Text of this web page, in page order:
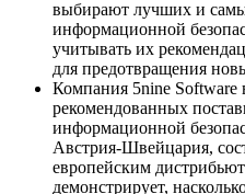
выбирают лучших и
информационной
учитывать их
для предотвращения
Компания 5nine Software
рекомендованных
информационной
Австрия-Швейцария,
европейским
демонстрирует,